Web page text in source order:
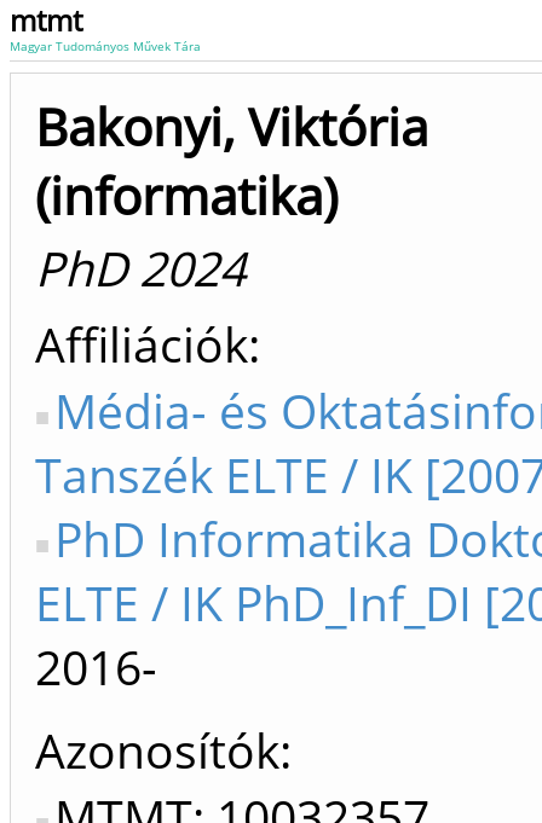
mtmt
Magyar Tudományos Művek Tára
Bakonyi, Viktória
(informatika)
PhD 2024
Affiliációk
Média- és
Tanszék ELTE / IK
PhD Informatika
ELTE / IK PhD_Inf_DI
2016-
Azonosítók